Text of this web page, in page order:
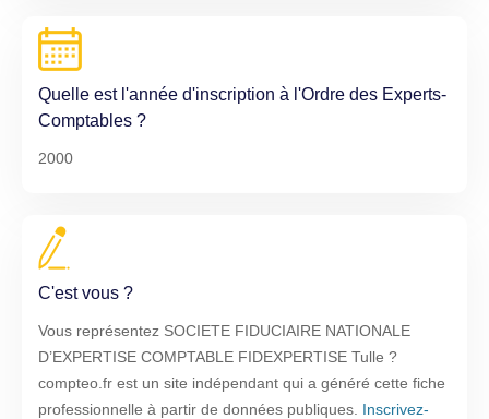
Quelle est l'année d'inscription à l'Ordre des Experts-
Comptables ?
2000
C'est vous ?
Vous représentez SOCIETE FIDUCIAIRE NATIONALE
D’EXPERTISE COMPTABLE FIDEXPERTISE Tulle ?
compteo.fr est un site indépendant qui a généré cette fiche
professionnelle à partir de données publiques. Inscrivez-